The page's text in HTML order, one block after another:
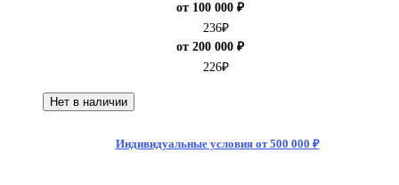
от 100 000 ₽
236₽
от 200 000 ₽
226₽
Нет в наличии
Индивидуальные условия от 500 000 ₽